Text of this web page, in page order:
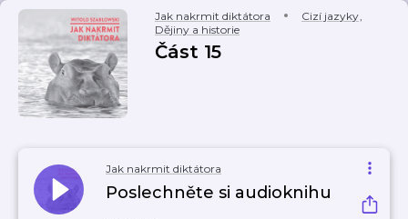
Jak nakrmit diktátora Cizí jazyky,
Dějiny a historie
Část 15
Jak nakrmit diktátora
Poslechněte si audioknihu